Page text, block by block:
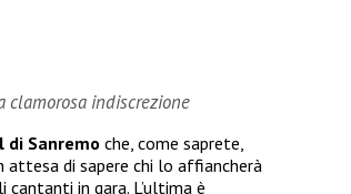
clamorosa indiscrezione
di Sanremo che, come saprete,
di sapere chi lo affiancherà
in gara. L’ultima è